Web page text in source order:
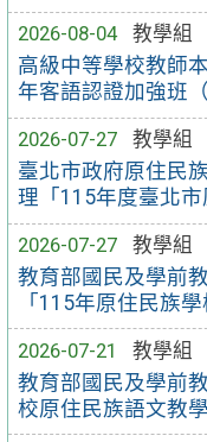
2026-08-04
教學組
高級中等學校教師
年客語認證加強班（
2026-07-27
教學組
臺北市政府原住民
理「115年度臺北市
2026-07-27
教學組
教育部國民及學前
「115年原住民族
2026-07-21
教學組
教育部國民及學前
校原住民族語文教